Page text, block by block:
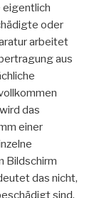
eigentlich
oder
arbeitet
aus
das
einer
Bildschirm
das nicht,
sind,